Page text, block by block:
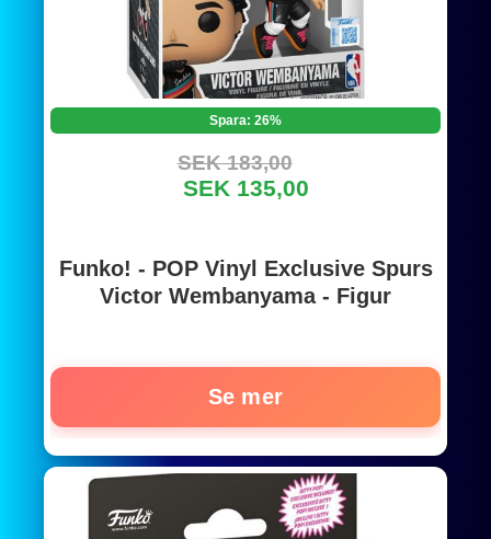
Spara: 26%
SEK 183,00
SEK 135,00
Funko! - POP Vinyl Exclusive Spurs
Victor Wembanyama - Figur
Se mer